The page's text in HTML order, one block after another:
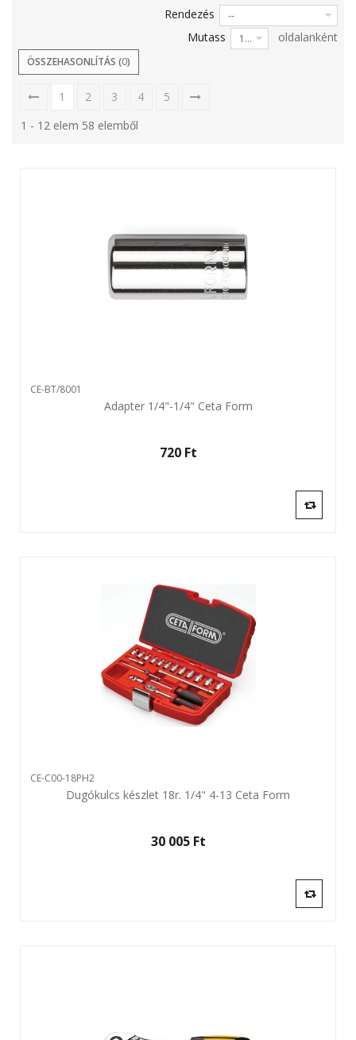
Rendezés --
Mutass 12 oldalanként
ÖSSZEHASONLÍTÁS (0)
1 2 3 4
5
1 - 12 elem 58 elemből
CE-BT/8001
Adapter 1/4"-1/4" Ceta Form
720 Ft‎
CE-C00-18PH2
Dugókulcs készlet 18r. 1/4" 4-13 Ceta Form
30 005 Ft‎